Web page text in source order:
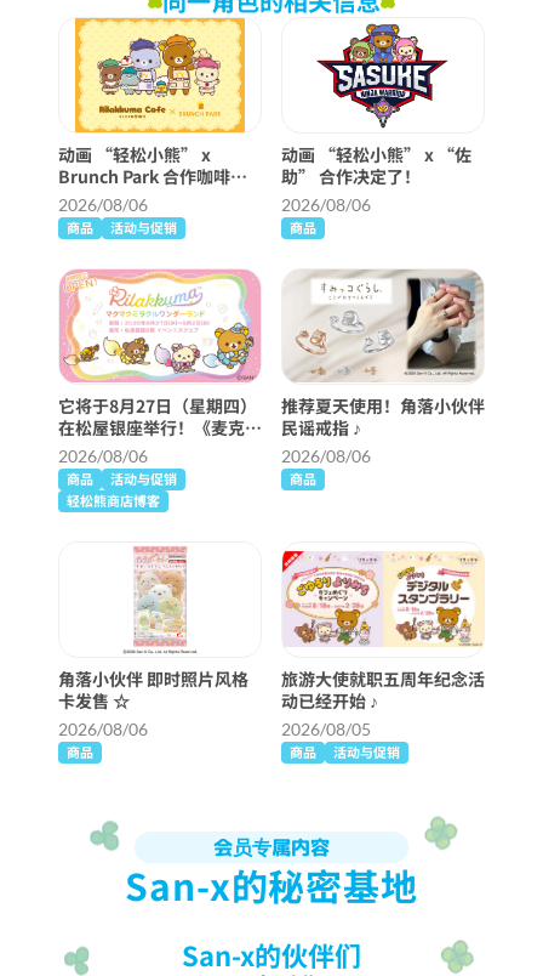
动画 “轻松小熊” x
Brunch Park 合作咖啡厅
将举行！
2026/08/06
商品 活动与促销
动画 “轻松小熊” x “佐
助” 合作决定了！
2026/08/06
商品
它将于8月27日（星期四）
在松屋银座举行！《麦克麦
克奇迹仙境》详细信息 ♪
2026/08/06
商品
活动与促销
轻松熊商店博客
推荐夏天使用！角落小伙伴
民谣戒指 ♪
2026/08/06
商品
角落小伙伴 即时照片风格
卡发售 ☆
2026/08/06
商品
旅游大使就职五周年纪念活
动已经开始 ♪
2026/08/05
商品 活动与促销
会员专属内容
San-x的秘密基地
San-x的伙伴们